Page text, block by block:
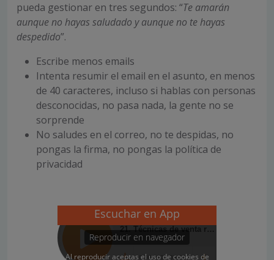
pueda gestionar en tres segundos: “Te amarán
aunque no hayas saludado y aunque no te hayas
despedido”.
Escribe menos emails
Intenta resumir el email en el asunto, en menos
de 40 caracteres, incluso si hablas con personas
desconocidas, no pasa nada, la gente no se
sorprende
No saludes en el correo, no te despidas, no
pongas la firma, no pongas la política de
privacidad